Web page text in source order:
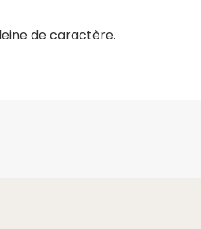
de caractère.